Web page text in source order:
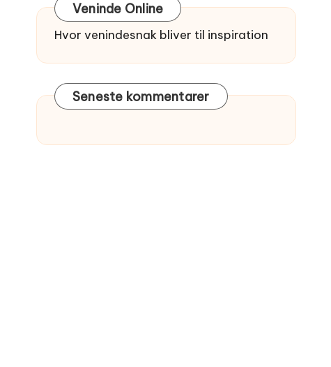
Veninde Online
Hvor venindesnak bliver til inspiration
Seneste kommentarer